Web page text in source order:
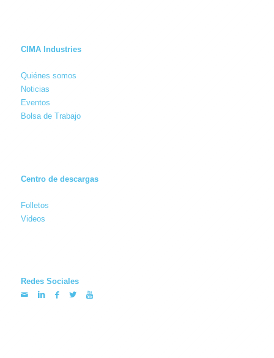
CIMA Industries
Quiénes somos
Noticias
Eventos
Bolsa de Trabajo
Centro de descargas
Folletos
Videos
Redes Sociales